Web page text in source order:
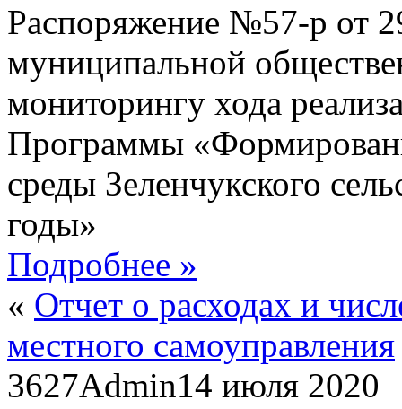
Распоряжение №57-р от
муниципальной
мониторингу хода
Программы
среды Зеленчукского
годы»
Подробнее »
« Отчет о расходах и
местного самоуправления
3627Admin14 июля 2020